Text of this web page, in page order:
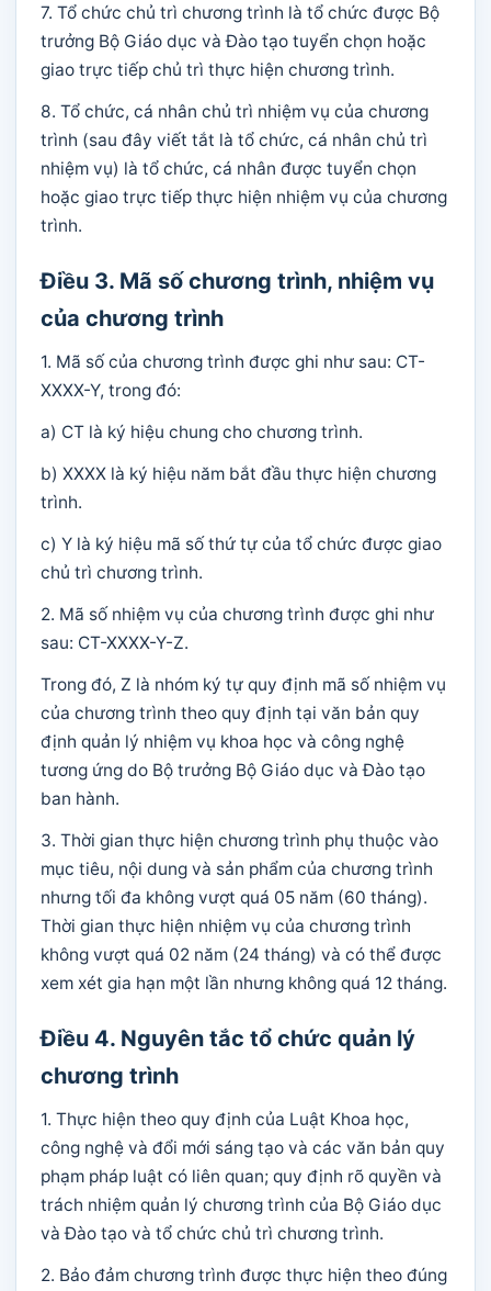
7. Tổ chức chủ trì chương trình là tổ chức được Bộ
trưởng Bộ Giáo dục và Đào tạo tuyển chọn hoặc
giao trực tiếp chủ trì thực hiện chương trình.
8. Tổ chức, cá nhân chủ trì nhiệm vụ của chương
trình (sau đây viết tắt là tổ chức, cá nhân chủ trì
nhiệm vụ) là tổ chức, cá nhân được tuyển chọn
hoặc giao trực tiếp thực hiện nhiệm vụ của chương
trình.
Điều 3. Mã số chương trình, nhiệm vụ
của chương trình
1. Mã số của chương trình được ghi như sau: CT-
XXXX-Y, trong đó:
a) CT là ký hiệu chung cho chương trình.
b) XXXX là ký hiệu năm bắt đầu thực hiện chương
trình.
c) Y là ký hiệu mã số thứ tự của tổ chức được giao
chủ trì chương trình.
2. Mã số nhiệm vụ của chương trình được ghi như
sau: CT-XXXX-Y-Z.
Trong đó, Z là nhóm ký tự quy định mã số nhiệm vụ
của chương trình theo quy định tại văn bản quy
định quản lý nhiệm vụ khoa học và công nghệ
tương ứng do Bộ trưởng Bộ Giáo dục và Đào tạo
ban hành.
3. Thời gian thực hiện chương trình phụ thuộc vào
mục tiêu, nội dung và sản phẩm của chương trình
nhưng tối đa không vượt quá 05 năm (60 tháng).
Thời gian thực hiện nhiệm vụ của chương trình
không vượt quá 02 năm (24 tháng) và có thể được
xem xét gia hạn một lần nhưng không quá 12 tháng.
Điều 4. Nguyên tắc tổ chức quản lý
chương trình
1. Thực hiện theo quy định của Luật Khoa học,
công nghệ và đổi mới sáng tạo và các văn bản quy
phạm pháp luật có liên quan; quy định rõ quyền và
trách nhiệm quản lý chương trình của Bộ Giáo dục
và Đào tạo và tổ chức chủ trì chương trình.
2. Bảo đảm chương trình được thực hiện theo đúng